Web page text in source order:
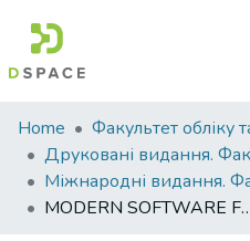
Communities
&
Collections
Home
MODERN SOFTWARE FOR AUDIT